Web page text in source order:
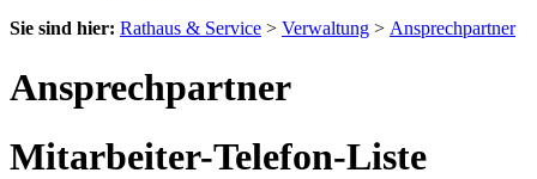
Sie sind hier: Rathaus & Service > Verwaltung > Ansprechpartner
Ansprechpartner
Mitarbeiter-Telefon-Liste